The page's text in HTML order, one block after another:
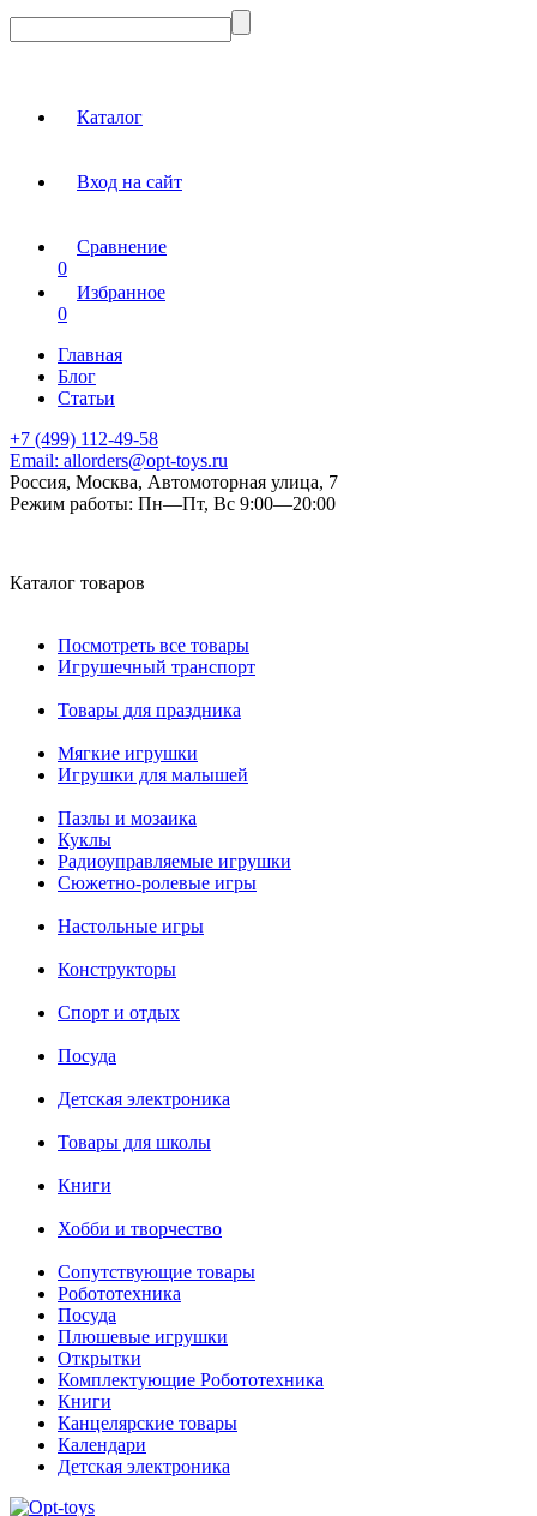
Каталог
Вход на сайт
Сравнение
0
Избранное
0
Главная
Блог
Статьи
+7 (499) 112-49-58
Email: allorders@opt-toys.ru
Россия, Москва, Автомоторная улица, 7
Режим работы: Пн—Пт, Вс 9:00—20:00
Каталог товаров
Посмотреть все товары
Игрушечный транспорт
Товары для праздника
Мягкие игрушки
Игрушки для малышей
Пазлы и мозаика
Куклы
Радиоуправляемые игрушки
Сюжетно-ролевые игры
Настольные игры
Конструкторы
Спорт и отдых
Посуда
Детская электроника
Товары для школы
Книги
Хобби и творчество
Сопутствующие товары
Робототехника
Посуда
Плюшевые игрушки
Открытки
Комплектующие Робототехника
Книги
Канцелярские товары
Календари
Детская электроника